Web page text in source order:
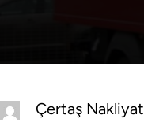
Çertaş Nakliyat